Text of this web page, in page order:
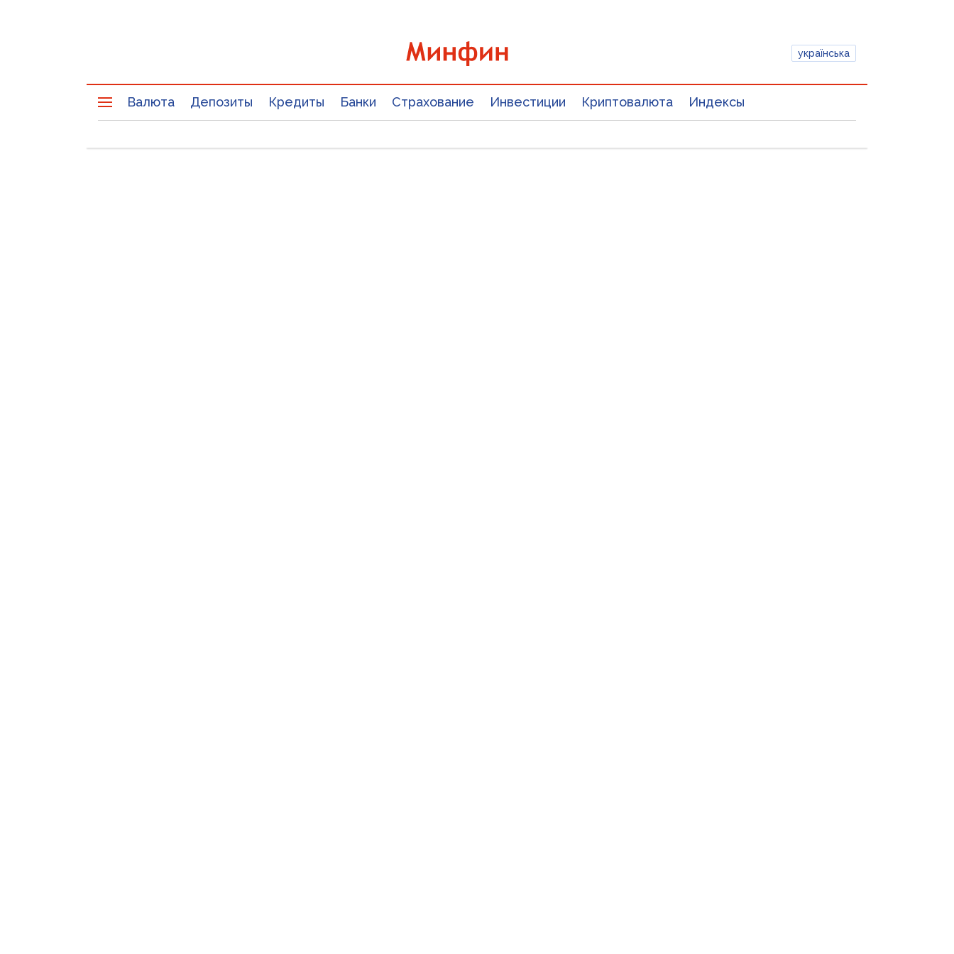
українська
Валюта Депозиты Кредиты Банки Страхование Инвестиции Криптовалюта Индексы